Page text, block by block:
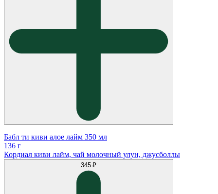
Бабл ти киви алое лайм 350 мл
136 г
Кордиал киви лайм, чай молочный улун, джусболлы
345 ₽